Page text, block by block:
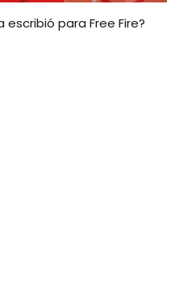
para Free Fire?